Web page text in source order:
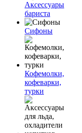
Аксессуары
бариста
Сифоны
Кофемолки,
кофеварки,
турки